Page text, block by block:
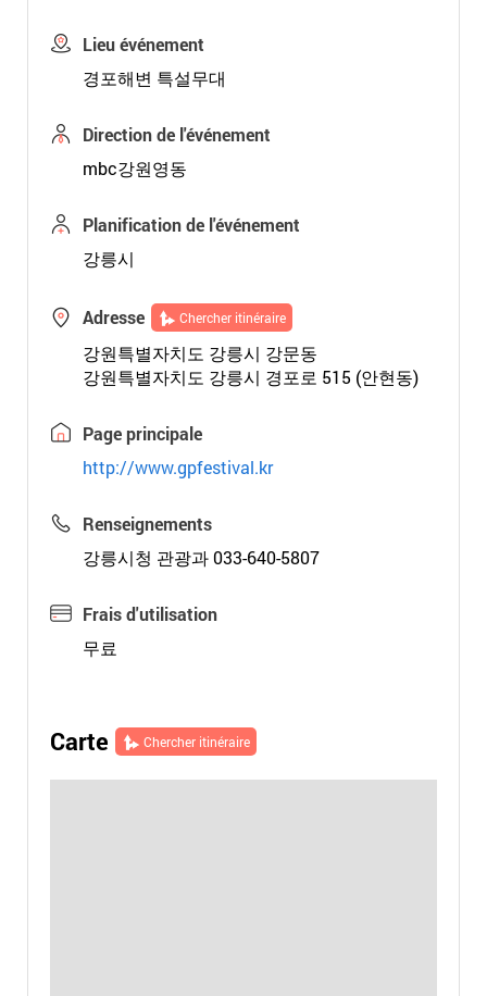
Lieu événement
경포해변 특설무대
Direction de l'événement
mbc강원영동
Planification de l'événement
강릉시
Adresse Chercher itinéraire
강원특별자치도 강릉시 강문동
강원특별자치도 강릉시 경포로 515 (안현동)
Page principale
http://www.gpfestival.kr
Renseignements
강릉시청 관광과 033-640-5807
Frais d'utilisation
무료
Carte Chercher itinéraire